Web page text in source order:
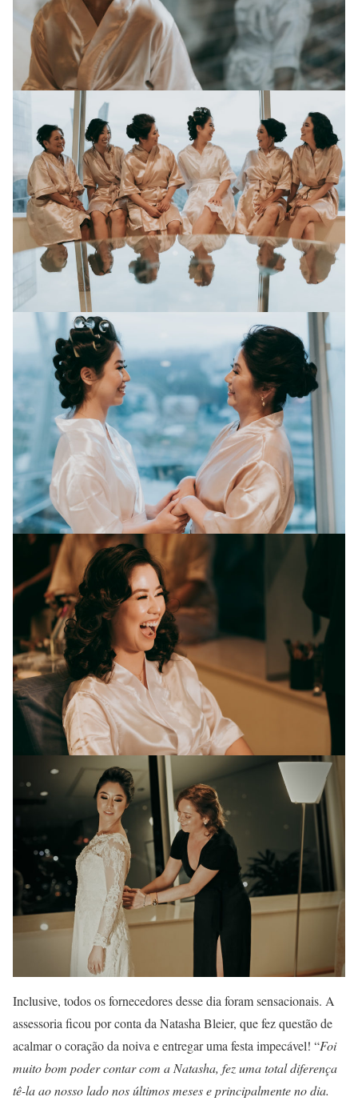
Inclusive, todos os fornecedores desse dia foram sensacionais. A
assessoria ficou por conta da Natasha Bleier, que fez questão de
acalmar o coração da noiva e entregar uma festa impecável! “Foi
muito bom poder contar com a Natasha, fez uma total diferença
tê-la ao nosso lado nos últimos meses e principalmente no dia.